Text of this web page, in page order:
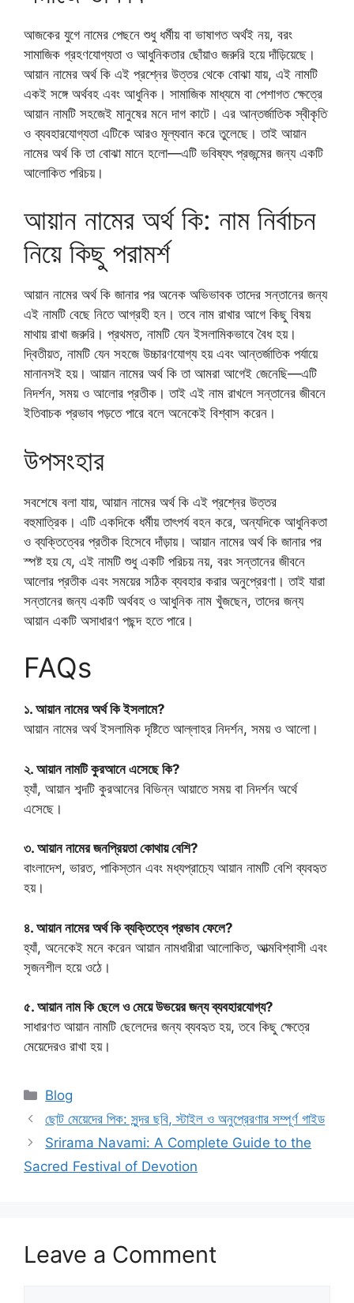
আজকের যুগে নামের পেছনে শুধু ধর্মীয় বা ভাষাগত অর্থই নয়, বরং
সামাজিক গ্রহণযোগ্যতা ও আধুনিকতার ছোঁয়াও জরুরি হয়ে দাঁড়িয়েছে।
আয়ান নামের অর্থ কি এই প্রশ্নের উত্তর থেকে বোঝা যায়, এই নামটি
একই সঙ্গে অর্থবহ এবং আধুনিক। সামাজিক মাধ্যমে বা পেশাগত ক্ষেত্রে
আয়ান নামটি সহজেই মানুষের মনে দাগ কাটে। এর আন্তর্জাতিক স্বীকৃতি
ও ব্যবহারযোগ্যতা এটিকে আরও মূল্যবান করে তুলেছে। তাই আয়ান
নামের অর্থ কি তা বোঝা মানে হলো—এটি ভবিষ্যৎ প্রজন্মের জন্য একটি
আলোকিত পরিচয়।
আয়ান নামের অর্থ কি: নাম নির্বাচন
নিয়ে কিছু পরামর্শ
আয়ান নামের অর্থ কি জানার পর অনেক অভিভাবক তাদের সন্তানের জন্য
এই নামটি বেছে নিতে আগ্রহী হন। তবে নাম রাখার আগে কিছু বিষয়
মাথায় রাখা জরুরি। প্রথমত, নামটি যেন ইসলামিকভাবে বৈধ হয়।
দ্বিতীয়ত, নামটি যেন সহজে উচ্চারণযোগ্য হয় এবং আন্তর্জাতিক পর্যায়ে
মানানসই হয়। আয়ান নামের অর্থ কি তা আমরা আগেই জেনেছি—এটি
নিদর্শন, সময় ও আলোর প্রতীক। তাই এই নাম রাখলে সন্তানের জীবনে
ইতিবাচক প্রভাব পড়তে পারে বলে অনেকেই বিশ্বাস করেন।
উপসংহার
সবশেষে বলা যায়, আয়ান নামের অর্থ কি এই প্রশ্নের উত্তর
বহুমাত্রিক। এটি একদিকে ধর্মীয় তাৎপর্য বহন করে, অন্যদিকে আধুনিকতা
ও ব্যক্তিত্বের প্রতীক হিসেবে দাঁড়ায়। আয়ান নামের অর্থ কি জানার পর
স্পষ্ট হয় যে, এই নামটি শুধু একটি পরিচয় নয়, বরং সন্তানের জীবনে
আলোর প্রতীক এবং সময়ের সঠিক ব্যবহার করার অনুপ্রেরণা। তাই যারা
সন্তানের জন্য একটি অর্থবহ ও আধুনিক নাম খুঁজছেন, তাদের জন্য
আয়ান একটি অসাধারণ পছন্দ হতে পারে।
FAQs
১. আয়ান নামের অর্থ কি ইসলামে?
আয়ান নামের অর্থ ইসলামিক দৃষ্টিতে আল্লাহর নিদর্শন, সময় ও আলো।
২. আয়ান নামটি কুরআনে এসেছে কি?
হ্যাঁ, আয়ান শব্দটি কুরআনের বিভিন্ন আয়াতে সময় বা নিদর্শন অর্থে
এসেছে।
৩. আয়ান নামের জনপ্রিয়তা কোথায় বেশি?
বাংলাদেশ, ভারত, পাকিস্তান এবং মধ্যপ্রাচ্যে আয়ান নামটি বেশি ব্যবহৃত
হয়।
৪. আয়ান নামের অর্থ কি ব্যক্তিত্বে প্রভাব ফেলে?
হ্যাঁ, অনেকেই মনে করেন আয়ান নামধারীরা আলোকিত, আত্মবিশ্বাসী এবং
সৃজনশীল হয়ে ওঠে।
৫. আয়ান নাম কি ছেলে ও মেয়ে উভয়ের জন্য ব্যবহারযোগ্য?
সাধারণত আয়ান নামটি ছেলেদের জন্য ব্যবহৃত হয়, তবে কিছু ক্ষেত্রে
মেয়েদেরও রাখা হয়।
Categories
Blog
ছোট মেয়েদের পিক: সুন্দর ছবি, স্টাইল ও অনুপ্রেরণার সম্পূর্ণ গাইড
Srirama Navami: A Complete Guide to the
Sacred Festival of Devotion
Leave a Comment